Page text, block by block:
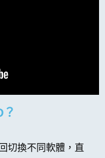
切換不同軟體，直